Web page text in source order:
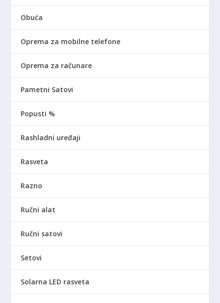
Obuća
Oprema za mobilne telefone
Oprema za računare
Pametni Satovi
Popusti %
Rashladni uređaji
Rasveta
Razno
Ručni alat
Ručni satovi
Setovi
Solarna LED rasveta